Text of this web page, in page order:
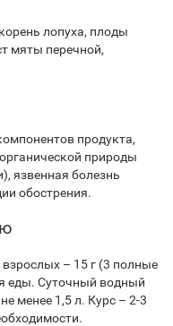
лопуха, плоды
мяты перечной,
продукта,
природы
язвенная болезнь
обострения.
– 15 г (3 полные
еды. Суточный водный
менее 1,5 л. Курс – 2-3